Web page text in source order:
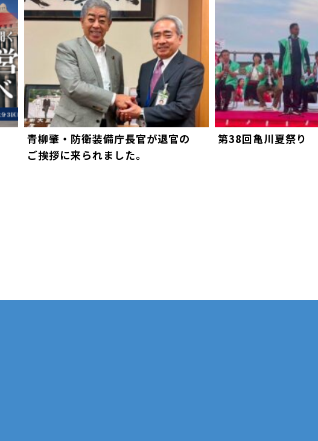
青柳肇・防衛装備庁長官が退官の
ご挨拶に来られました。
第38回亀川夏祭り